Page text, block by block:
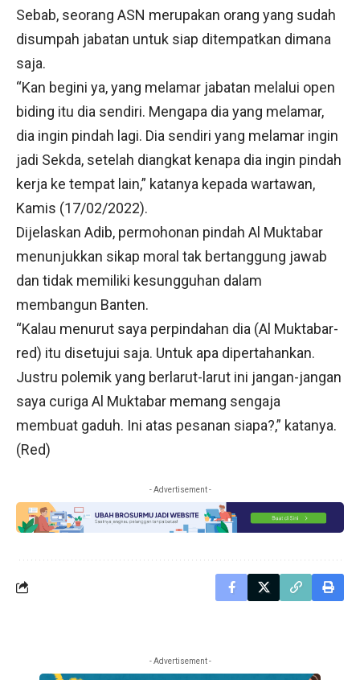
Sebab, seorang ASN merupakan orang yang sudah
disumpah jabatan untuk siap ditempatkan dimana
saja.
“Kan begini ya, yang melamar jabatan melalui open
biding itu dia sendiri. Mengapa dia yang melamar,
dia ingin pindah lagi. Dia sendiri yang melamar ingin
jadi Sekda, setelah diangkat kenapa dia ingin pindah
kerja ke tempat lain,” katanya kepada wartawan,
Kamis (17/02/2022).
Dijelaskan Adib, permohonan pindah Al Muktabar
menunjukkan sikap moral tak bertanggung jawab
dan tidak memiliki kesungguhan dalam
membangun Banten.
“Kalau menurut saya perpindahan dia (Al Muktabar-
red) itu disetujui saja. Untuk apa dipertahankan.
Justru polemik yang berlarut-larut ini jangan-jangan
saya curiga Al Muktabar memang sengaja
membuat gaduh. Ini atas pesanan siapa?,” katanya.
(Red)
- Advertisement -
- Advertisement -